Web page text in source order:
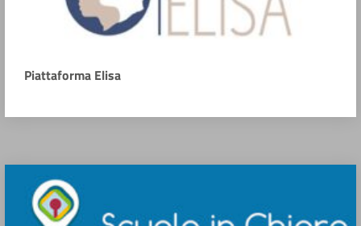
Piattaforma Elisa